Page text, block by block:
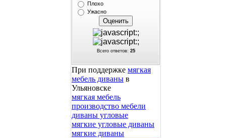
Плохо
Ужасно
Всего ответов: 25
При поддержке мягкая
мебель диваны в
Ульяновске
мягкая мебель
производство мебели
диваны угловые
мягкие угловые диваны
мягкие диваны